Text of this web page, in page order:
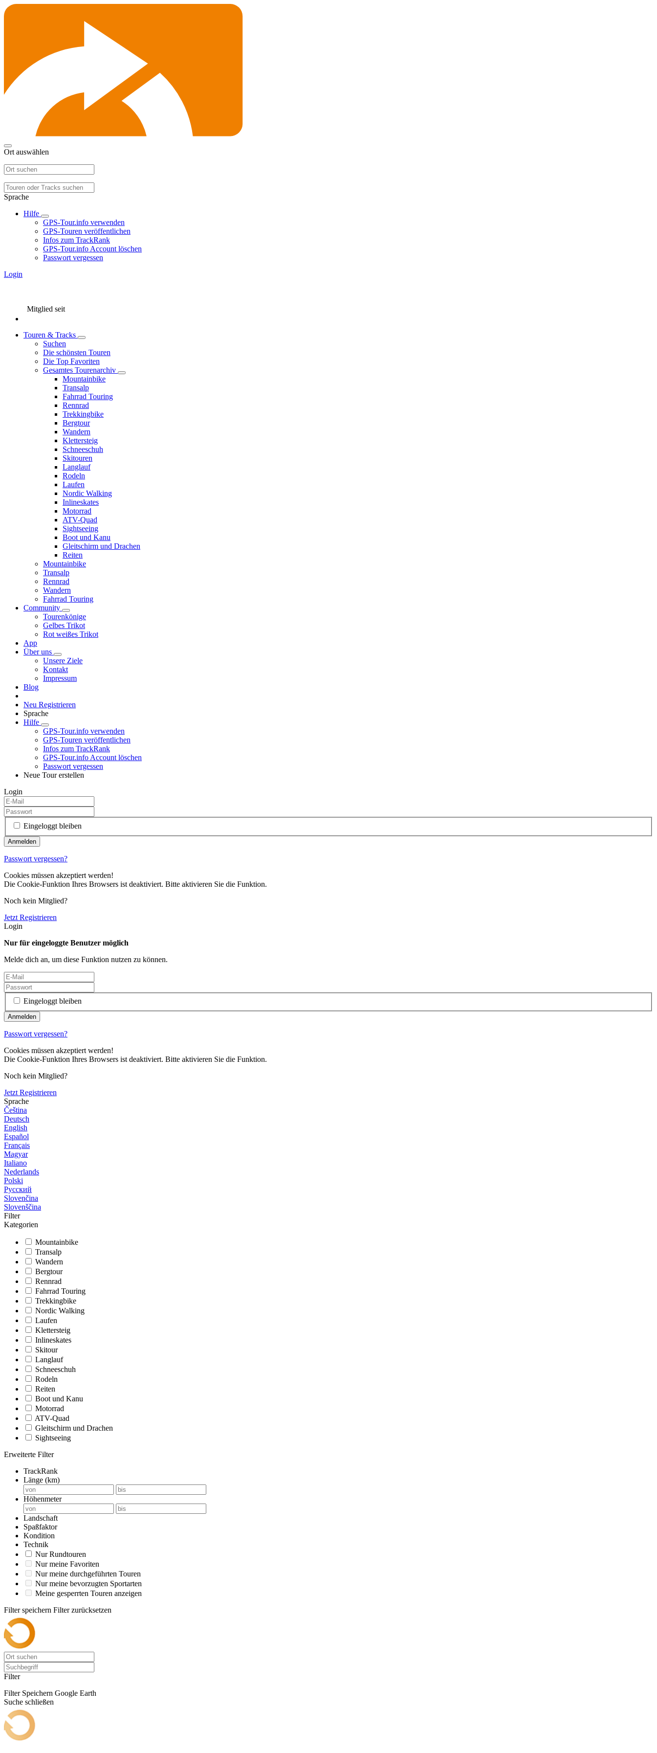
Ort auswählen
Sprache
Hilfe
GPS-Tour.info verwenden
GPS-Touren veröffentlichen
Infos zum TrackRank
GPS-Tour.info Account löschen
Passwort vergessen
Login
Mitglied seit
Touren & Tracks
Suchen
Die schönsten Touren
Die Top Favoriten
Gesamtes Tourenarchiv
Mountainbike
Transalp
Fahrrad Touring
Rennrad
Trekkingbike
Bergtour
Wandern
Klettersteig
Schneeschuh
Skitouren
Langlauf
Rodeln
Laufen
Nordic Walking
Inlineskates
Motorrad
ATV-Quad
Sightseeing
Boot und Kanu
Gleitschirm und Drachen
Reiten
Mountainbike
Transalp
Rennrad
Wandern
Fahrrad Touring
Community
Tourenkönige
Gelbes Trikot
Rot weißes Trikot
App
Über uns
Unsere Ziele
Kontakt
Impressum
Blog
Neu Registrieren
Sprache
Hilfe
GPS-Tour.info verwenden
GPS-Touren veröffentlichen
Infos zum TrackRank
GPS-Tour.info Account löschen
Passwort vergessen
Neue Tour erstellen
Login
Eingeloggt bleiben
Passwort vergessen?
Cookies müssen akzeptiert werden!
Die Cookie-Funktion Ihres Browsers ist deaktiviert. Bitte aktivieren Sie die Funktion.
Noch kein Mitglied?
Jetzt Registrieren
Login
Nur für eingeloggte Benutzer möglich
Melde dich an, um diese Funktion nutzen zu können.
Eingeloggt bleiben
Passwort vergessen?
Cookies müssen akzeptiert werden!
Die Cookie-Funktion Ihres Browsers ist deaktiviert. Bitte aktivieren Sie die Funktion.
Noch kein Mitglied?
Jetzt Registrieren
Sprache
Čeština
Deutsch
English
Español
Français
Magyar
Italiano
Nederlands
Polski
Русский
Slovenčina
Slovenščina
Filter
Kategorien
Mountainbike
Transalp
Wandern
Bergtour
Rennrad
Fahrrad Touring
Trekkingbike
Nordic Walking
Laufen
Klettersteig
Inlineskates
Skitour
Langlauf
Schneeschuh
Rodeln
Reiten
Boot und Kanu
Motorrad
ATV-Quad
Gleitschirm und Drachen
Sightseeing
Erweiterte Filter
TrackRank
Länge (km)
Höhenmeter
Landschaft
Spaßfaktor
Kondition
Technik
Nur Rundtouren
Nur meine Favoriten
Nur meine durchgeführten Touren
Nur meine bevorzugten Sportarten
Meine gesperrten Touren anzeigen
Filter speichern Filter zurücksetzen
Filter
Filter Speichern Google Earth
Suche schließen